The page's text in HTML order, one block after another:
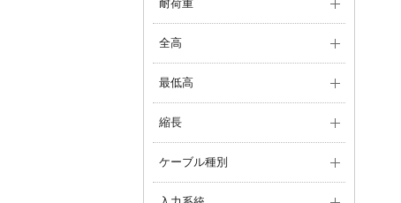
耐荷重
全高
最低高
縮長
ケーブル種別